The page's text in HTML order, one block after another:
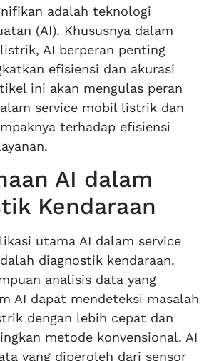
adalah teknologi
(AI). Khususnya dalam
AI berperan penting
efisiensi dan akurasi
ini akan mengulas peran
service mobil listrik dan
terhadap efisiensi
AI dalam
Kendaraan
utama AI dalam service
diagnostik kendaraan.
analisis data yang
AI dapat mendeteksi masalah
dengan lebih cepat dan
metode konvensional. AI
yang diperoleh dari sensor